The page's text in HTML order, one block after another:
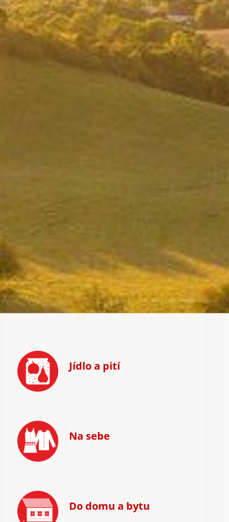
foto: Jakub Cíbik; www.jakubcibik.sk
Jídlo a pití
Na sebe
Do domu a bytu